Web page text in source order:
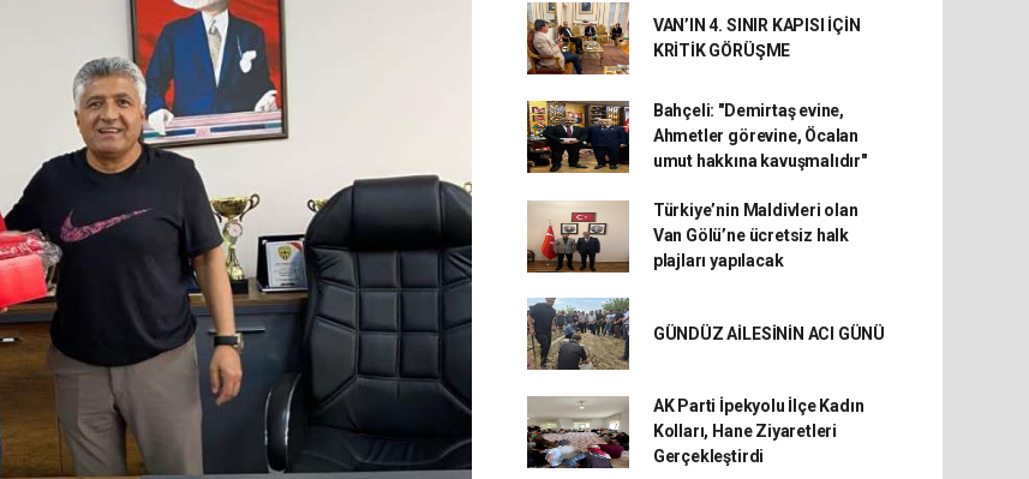
VAN’IN 4. SINIR KAPISI İÇİN
KRİTİK GÖRÜŞME
Bahçeli: "Demirtaş evine,
Ahmetler görevine, Öcalan
umut hakkına kavuşmalıdır"
Türkiye’nin Maldivleri olan
Van Gölü’ne ücretsiz halk
plajları yapılacak
GÜNDÜZ AİLESİNİN ACI GÜNÜ
AK Parti İpekyolu İlçe Kadın
Kolları, Hane Ziyaretleri
Gerçekleştirdi